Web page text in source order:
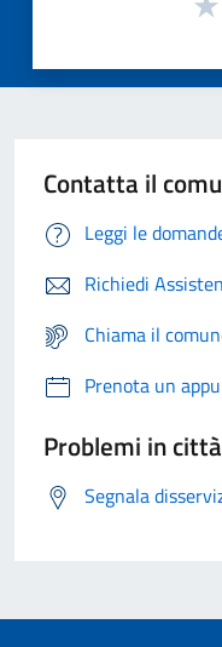
Contatta il
Leggi le
Richiedi
Chiama il
Prenota un
Problemi in città
Segnala